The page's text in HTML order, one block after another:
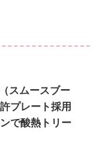
スムースブー
プレート採用
で酸熱トリー